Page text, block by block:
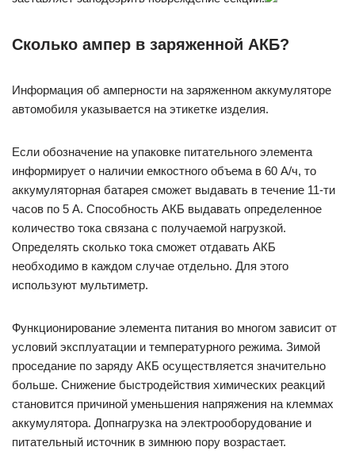
Сколько ампер в заряженной АКБ?
Информация об амперности на заряженном аккумуляторе
автомобиля указывается на этикетке изделия.
Если обозначение на упаковке питательного элемента
информирует о наличии емкостного объема в 60 А/ч, то
аккумуляторная батарея сможет выдавать в течение 11-ти
часов по 5 А. Способность АКБ выдавать определенное
количество тока связана с получаемой нагрузкой.
Определять сколько тока сможет отдавать АКБ
необходимо в каждом случае отдельно. Для этого
используют мультиметр.
Функционирование элемента питания во многом зависит от
условий эксплуатации и температурного режима. Зимой
проседание по заряду АКБ осуществляется значительно
больше. Снижение быстродействия химических реакций
становится причиной уменьшения напряжения на клеммах
аккумулятора. Допнагрузка на электрооборудование и
питательный источник в зимнюю пору возрастает.